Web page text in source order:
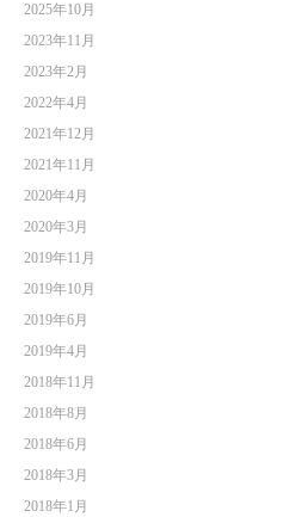
2025年10月
2023年11月
2023年2月
2022年4月
2021年12月
2021年11月
2020年4月
2020年3月
2019年11月
2019年10月
2019年6月
2019年4月
2018年11月
2018年8月
2018年6月
2018年3月
2018年1月